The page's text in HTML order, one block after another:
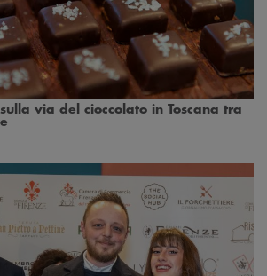
via del cioccolato in Toscana tra